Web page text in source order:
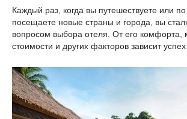
Каждый раз, когда вы путешествуете или
посещаете новые страны и города, вы
вопросом выбора отеля. От его комфорта,
стоимости и других факторов зависит успех